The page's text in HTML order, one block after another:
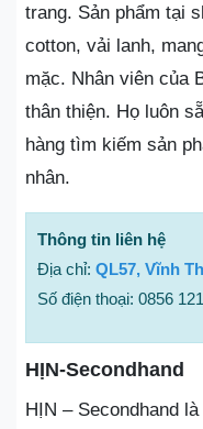
trang. Sản phẩm tại
cotton, vải lanh,
mặc. Nhân viên của
thân thiện. Họ luôn
hàng tìm kiếm sản
nhân.
Thông tin liên hệ
Địa chỉ: QL57, Vĩnh
Số điện thoại: 0856
HỊN-Secondhand
HỊN – Secondhand